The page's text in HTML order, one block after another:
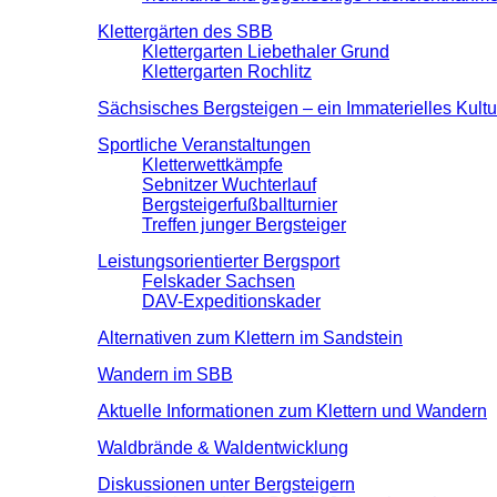
Klettergärten des SBB
Klettergarten Liebethaler Grund
Klettergarten Rochlitz
Sächsisches Bergsteigen – ein Immaterielles
Sportliche Veranstaltungen
Kletterwettkämpfe
Sebnitzer Wuchterlauf
Bergsteigerfußballturnier
Treffen junger Bergsteiger
Leistungsorientierter Bergsport
Felskader Sachsen
DAV-Expeditionskader
Alternativen zum Klettern im Sandstein
Wandern im SBB
Aktuelle Informationen zum Klettern und Wandern
Waldbrände & Waldentwicklung
Diskussionen unter Bergsteigern